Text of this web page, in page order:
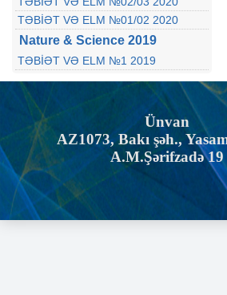
TƏBİƏT VƏ ELM №01/02 2020
Nature & Science 2019
TƏBİƏT VƏ ELM №1 2019
Ünvan
AZ1073, Bakı şəh.,
A.M.Şərifzadə 19